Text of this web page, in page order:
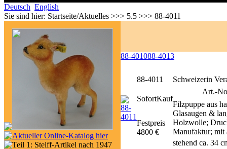
Deutsch English
Sie sind hier: Startseite/Aktuelles >>> 5.5 >>> 88-4011
88-401088-4013
88-4011
Schweizerin
Art.-
Filzpuppe aus
Glasaugen &
Holzwolle;
Manufaktur; mit
stehend ca. 34
SofortKauf
Festpreis
4800 €